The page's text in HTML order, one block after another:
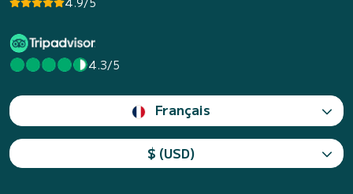
4.3/5
Français
$ (USD)